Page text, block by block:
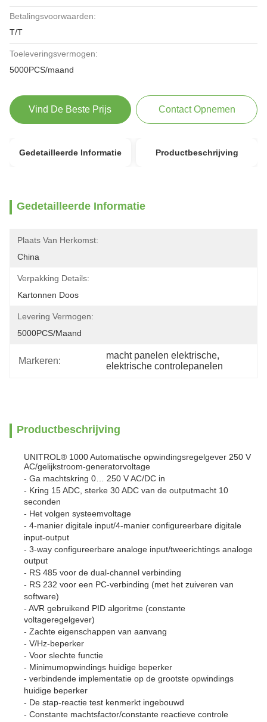
Betalingsvoorwaarden:
T/T
Toeleveringsvermogen:
5000PCS/maand
Vind De Beste Prijs Contact Opnemen
Gedetailleerde Informatie Productbeschrijving
Gedetailleerde Informatie
Plaats Van Herkomst:
China
Verpakking Details:
Kartonnen Doos
Levering Vermogen:
5000PCS/maand
Markeren:
macht panelen elektrische,
elektrische controlepanelen
Productbeschrijving
UNITROL® 1000 Automatische opwindingsregelgever 250 V
AC/gelijkstroom-generatorvoltage
- Ga machtskring 0… 250 V AC/DC in
- Kring 15 ADC, sterke 30 ADC van de outputmacht 10
seconden
- Het volgen systeemvoltage
- 4-manier digitale input/4-manier configureerbare digitale
input-output
- 3-way configureerbare analoge input/tweerichtings analoge
output
- RS 485 voor de dual-channel verbinding
- RS 232 voor een PC-verbinding (met het zuiveren van
software)
- AVR gebruikend PID algoritme (constante
voltageregelgever)
- Zachte eigenschappen van aanvang
- V/Hz-beperker
- Voor slechte functie
- Minimumopwindings huidige beperker
- verbindende implementatie op de grootste opwindings
huidige beperker
- De stap-reactie test kenmerkt ingebouwd
- Constante machtsfactor/constante reactieve controle